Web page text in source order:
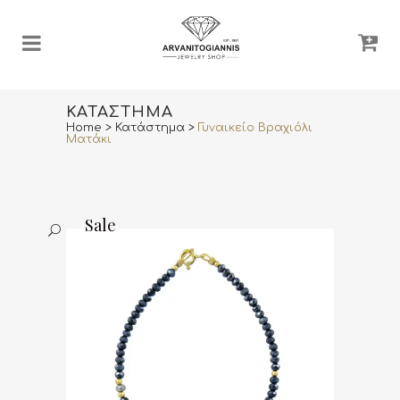
ΚΑΤΆΣΤΗΜΑ
Home > Κατάστημα >
Γυναικείο Βραχιόλι
Ματάκι
Sale